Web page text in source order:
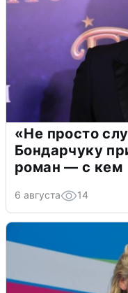
«Не просто
Бондарчуку
роман — с кем
6 августа 14